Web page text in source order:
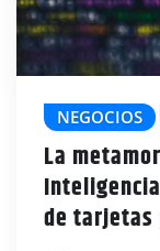
NEGOCIOS
La
de